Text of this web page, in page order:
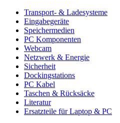
Transport- & Ladesysteme
Eingabegeräte
Speichermedien
PC Komponenten
Webcam
Netzwerk & Energie
Sicherheit
Dockingstations
PC Kabel
Taschen & Rücksäcke
Literatur
Ersatzteile für Laptop & PC